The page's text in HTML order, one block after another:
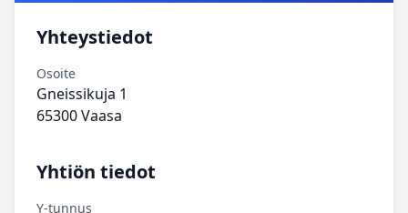
Yhteystiedot
Osoite
Gneissikuja 1
65300 Vaasa
Yhtiön tiedot
Y-tunnus